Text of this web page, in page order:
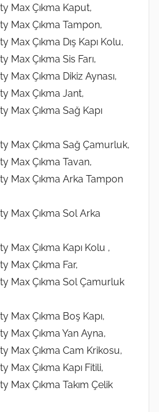
Max Çıkma Kaput,
Max Çıkma Tampon,
Max Çıkma Dış Kapı Kolu,
Max Çıkma Sis Farı,
Max Çıkma Dikiz Aynası,
Max Çıkma Jant,
Max Çıkma Sağ Kapı
Max Çıkma Sağ Çamurluk,
Max Çıkma Tavan,
Max Çıkma Arka Tampon
Max Çıkma Sol Arka
Max Çıkma Kapı Kolu ,
Max Çıkma Far,
Max Çıkma Sol Çamurluk
Max Çıkma Boş Kapı,
Max Çıkma Yan Ayna,
Max Çıkma Cam Krikosu,
Max Çıkma Kapı Fitili,
Max Çıkma Takım Çelik